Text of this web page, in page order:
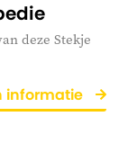
deze Stekje
informatie